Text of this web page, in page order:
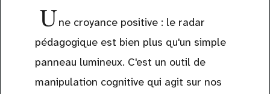
Une croyance positive : le radar
pédagogique est bien plus qu'un simple
panneau lumineux. C'est un outil de
manipulation cognitive qui agit sur nos